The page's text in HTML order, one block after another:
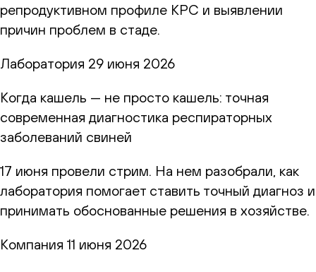
репродуктивном профиле КРС и выявлении
причин проблем в стаде.
Лаборатория 29 июня 2026
Когда кашель — не просто кашель: точная
современная диагностика респираторных
заболеваний свиней
17 июня провели стрим. На нем разобрали, как
лаборатория помогает ставить точный диагноз и
принимать обоснованные решения в хозяйстве.
Компания 11 июня 2026